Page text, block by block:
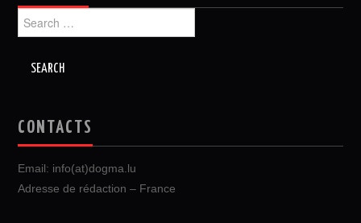
for:
CONTACTS
Email: info(at)dogma.lu
Adresse de rédaction – France